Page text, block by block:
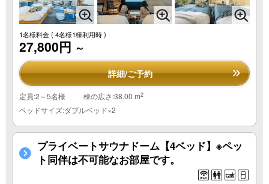
1名様料金( 4名様1棟利用時 )
27,800円 ～
詳細/ご予約
定員:2～5名様 棟の広さ:38.00 m2
ベッドサイズ:ダブルベッド×2
プライベートサウナドーム【4ベッド】※ペッ
ト同伴は不可能なお部屋です。